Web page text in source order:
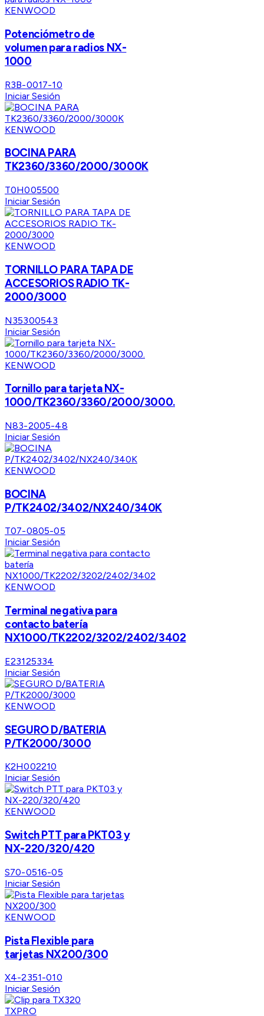
KENWOOD
Potenciómetro de
volumen para radios NX-
1000
R3B-0017-10
Iniciar Sesión
KENWOOD
BOCINA PARA
TK2360/3360/2000/3000K
T0H005500
Iniciar Sesión
KENWOOD
TORNILLO PARA TAPA DE
ACCESORIOS RADIO TK-
2000/3000
N35300543
Iniciar Sesión
KENWOOD
Tornillo para tarjeta NX-
1000/TK2360/3360/2000/3000.
N83-2005-48
Iniciar Sesión
KENWOOD
BOCINA
P/TK2402/3402/NX240/340K
T07-0805-05
Iniciar Sesión
KENWOOD
Terminal negativa para
contacto batería
NX1000/TK2202/3202/2402/3402
E23125334
Iniciar Sesión
KENWOOD
SEGURO D/BATERIA
P/TK2000/3000
K2H002210
Iniciar Sesión
KENWOOD
Switch PTT para PKT03 y
NX-220/320/420
S70-0516-05
Iniciar Sesión
KENWOOD
Pista Flexible para
tarjetas NX200/300
X4-2351-010
Iniciar Sesión
TXPRO